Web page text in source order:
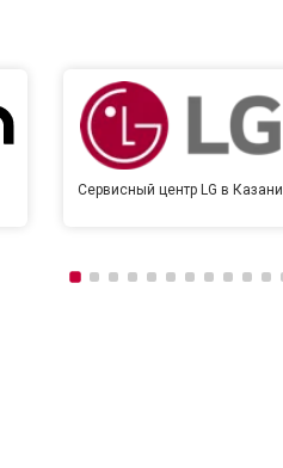
Сервисный центр LG в Казани